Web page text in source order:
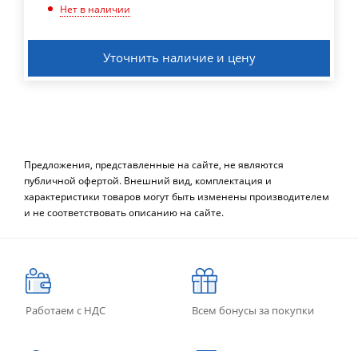
Нет в наличии
Уточнить наличие и цену
Предложения, представленные на сайте, не являются
публичной офертой. Внешний вид, комплектация и
характеристики товаров могут быть изменены производителем
и не соответствовать описанию на сайте.
Работаем с НДС Всем бонусы за покупки